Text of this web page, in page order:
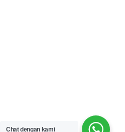
Chat dengan kami